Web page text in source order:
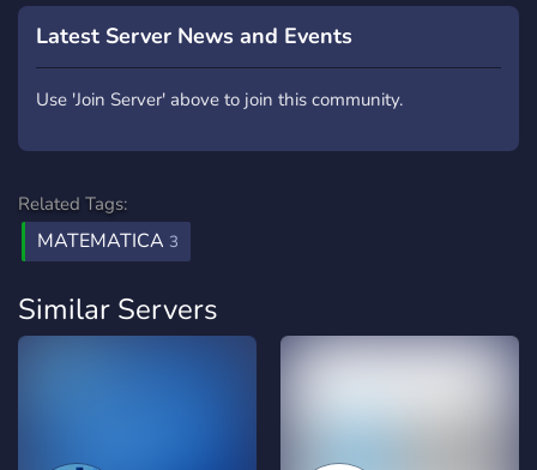
Latest Server News and Events
Use 'Join Server' above to join this community.
Related Tags:
MATEMATICA 3
Similar Servers